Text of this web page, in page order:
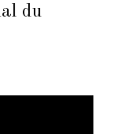
du